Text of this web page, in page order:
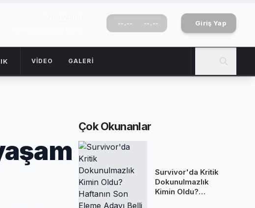
--.-- --.-- Giriş Yap
VIDEO GALERI
Çok Okunanlar
Survivor'da Kritik
Dokunulmazlık
Kimin Oldu?